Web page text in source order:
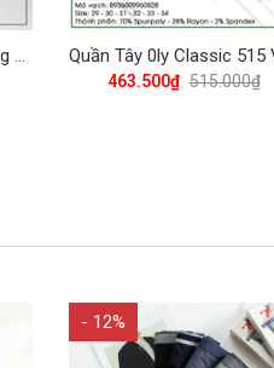
Quần Tây Nam Thời Trang Dáng Trẻ 425 Vĩnh Tiến - ND6-C914 - Đen
463.500₫ 515.000₫
- 12%